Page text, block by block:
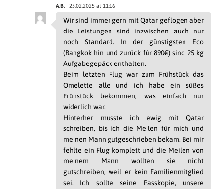
A.B. | 25.02.2025 at 11:16
Wir sind immer gern mit Qatar geflogen aber
die Leistungen sind inzwischen auch nur
noch Standard. In der günstigsten Eco
(Bangkok hin und zurück für 890€) sind 25 kg
Aufgabegepäck enthalten.
Beim letzten Flug war zum Frühstück das
Omelette alle und ich habe ein süßes
Frühstück bekommen, was einfach nur
widerlich war.
Hinterher musste ich ewig mit Qatar
schreiben, bis ich die Meilen für mich und
meinen Mann gutgeschrieben bekam. Bei mir
fehlte ein Flug komplett und die Meilen von
meinem Mann wollten sie nicht
gutschreiben, weil er kein Familienmitglied
sei. Ich sollte seine Passkopie, unsere